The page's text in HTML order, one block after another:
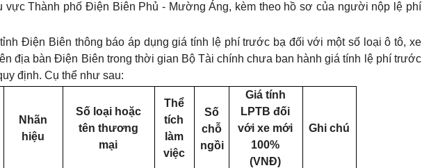
vực Thành phố Điện Biên Phủ - Mường Ảng, kèm theo hồ sơ của người nộp lệ phí
Điện Biên thông báo áp dụng giá tính lệ phí trước bạ đối với một số loại ô tô, xe
địa bàn Điện Biên trong thời gian Bộ Tài chính chưa ban hành giá tính lệ phí trước
định. Cụ thể như sau:
Nhãn
hiệu
Số loại hoặc
tên thương
mại
Thể
tích
làm
việc
Số
chỗ
ngồi
Giá tính
LPTB đối
với xe mới
100%
(VNĐ)
Ghi chú